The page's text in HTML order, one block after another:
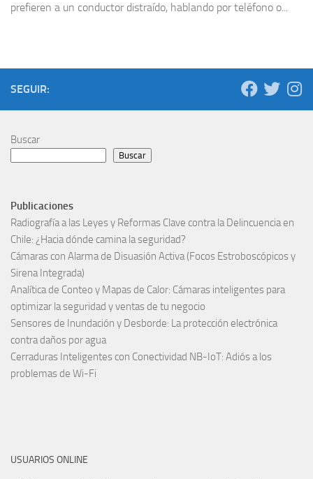
prefieren a un conductor distraído, hablando por teléfono o...
SEGUIR:
Buscar
Buscar
Publicaciones
Radiografía a las Leyes y Reformas Clave contra la Delincuencia en
Chile: ¿Hacia dónde camina la seguridad?
Cámaras con Alarma de Disuasión Activa (Focos Estroboscópicos y
Sirena Integrada)
Analítica de Conteo y Mapas de Calor: Cámaras inteligentes para
optimizar la seguridad y ventas de tu negocio
Sensores de Inundación y Desborde: La protección electrónica
contra daños por agua
Cerraduras Inteligentes con Conectividad NB-IoT: Adiós a los
problemas de Wi-Fi
USUARIOS ONLINE